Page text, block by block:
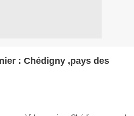
: Chédigny ,pays des